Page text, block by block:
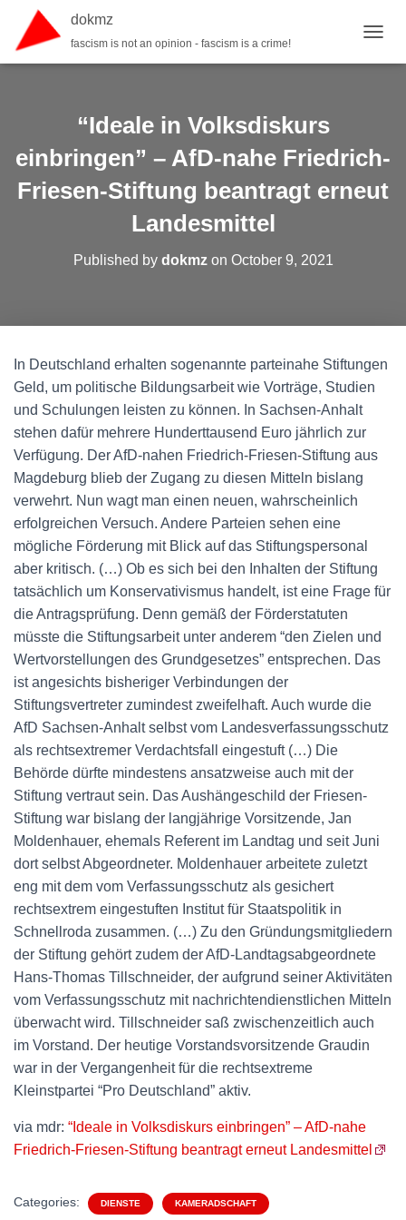
dokmz
fascism is not an opinion - fascism is a crime!
“Ideale in Volksdiskurs
einbringen” – AfD-nahe Friedrich-
Friesen-Stiftung beantragt erneut
Landesmittel
Published by dokmzon October 9, 2021
In Deutschland erhalten sogenannte parteinahe Stiftungen
Geld, um politische Bildungsarbeit wie Vorträge, Studien
und Schulungen leisten zu können. In Sachsen-Anhalt
stehen dafür mehrere Hunderttausend Euro jährlich zur
Verfügung. Der AfD-nahen Friedrich-Friesen-Stiftung aus
Magdeburg blieb der Zugang zu diesen Mitteln bislang
verwehrt. Nun wagt man einen neuen, wahrscheinlich
erfolgreichen Versuch. Andere Parteien sehen eine
mögliche Förderung mit Blick auf das Stiftungspersonal
aber kritisch. (…) Ob es sich bei den Inhalten der Stiftung
tatsächlich um Konservativismus handelt, ist eine Frage für
die Antragsprüfung. Denn gemäß der Förderstatuten
müsste die Stiftungsarbeit unter anderem “den Zielen und
Wertvorstellungen des Grundgesetzes” entsprechen. Das
ist angesichts bisheriger Verbindungen der
Stiftungsvertreter zumindest zweifelhaft. Auch wurde die
AfD Sachsen-Anhalt selbst vom Landesverfassungsschutz
als rechtsextremer Verdachtsfall eingestuft (…) Die
Behörde dürfte mindestens ansatzweise auch mit der
Stiftung vertraut sein. Das Aushängeschild der Friesen-
Stiftung war bislang der langjährige Vorsitzende, Jan
Moldenhauer, ehemals Referent im Landtag und seit Juni
dort selbst Abgeordneter. Moldenhauer arbeitete zuletzt
eng mit dem vom Verfassungsschutz als gesichert
rechtsextrem eingestuften Institut für Staatspolitik in
Schnellroda zusammen. (…) Zu den Gründungsmitgliedern
der Stiftung gehört zudem der AfD-Landtagsabgeordnete
Hans-Thomas Tillschneider, der aufgrund seiner Aktivitäten
vom Verfassungsschutz mit nachrichtendienstlichen Mitteln
überwacht wird. Tillschneider saß zwischenzeitlich auch
im Vorstand. Der heutige Vorstandsvorsitzende Graudin
war in der Vergangenheit für die rechtsextreme
Kleinstpartei “Pro Deutschland” aktiv.
via mdr: “Ideale in Volksdiskurs einbringen” – AfD-nahe
Friedrich-Friesen-Stiftung beantragt erneut Landesmittel
Categories: DIENSTE KAMERADSCHAFT